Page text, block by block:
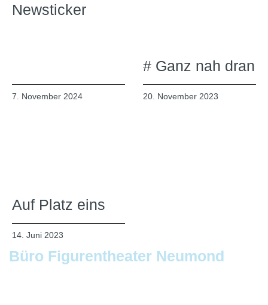
Newsticker
7. November 2024
# Ganz nah dran
20. November 2023
Auf Platz eins
14. Juni 2023
Büro Figurentheater Neumond